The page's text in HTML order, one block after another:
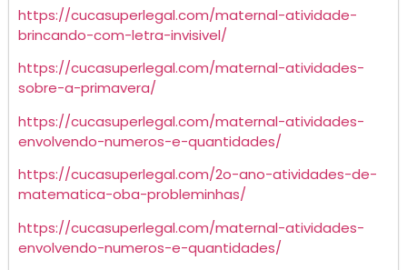
https://cucasuperlegal.com/maternal-atividade-
brincando-com-letra-invisivel/
https://cucasuperlegal.com/maternal-atividades-
sobre-a-primavera/
https://cucasuperlegal.com/maternal-atividades-
envolvendo-numeros-e-quantidades/
https://cucasuperlegal.com/2o-ano-atividades-de-
matematica-oba-probleminhas/
https://cucasuperlegal.com/maternal-atividades-
envolvendo-numeros-e-quantidades/